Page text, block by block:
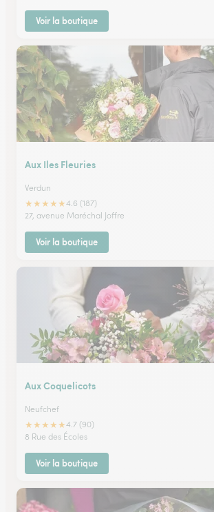
Voir la boutique
Aux Iles Fleuries
Verdun
★★★★★4.6 (187)
27, avenue Maréchal Joffre
Voir la boutique
Aux Coquelicots
Neufchef
★★★★★4.7 (90)
8 Rue des Écoles
Voir la boutique